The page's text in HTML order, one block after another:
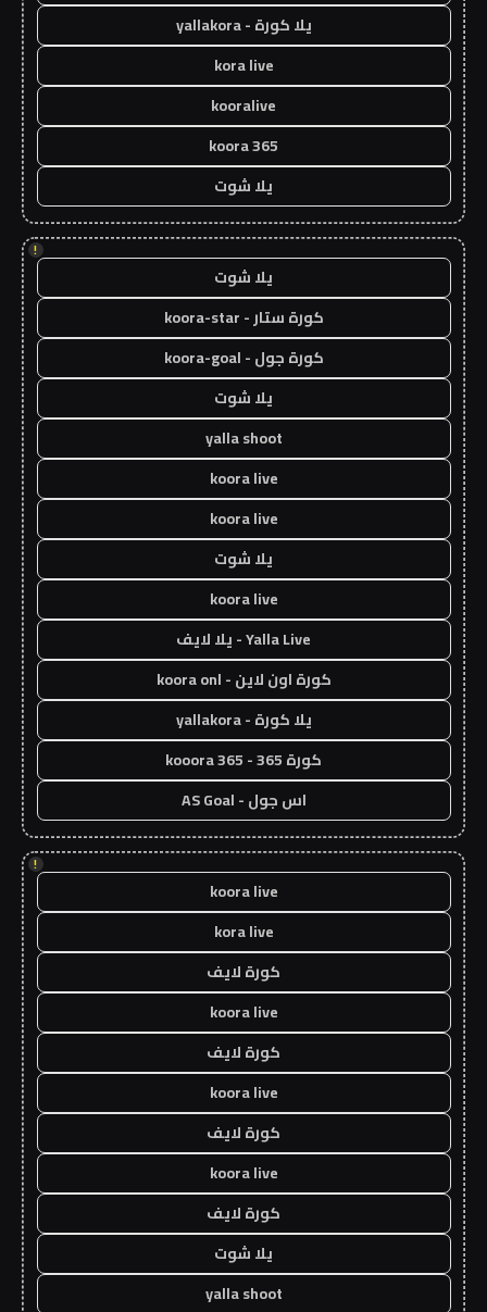
يلا كورة - yallakora
kora live
kooralive
koora 365
يلا شوت
!
يلا شوت
كورة ستار - koora-star
كورة جول - koora-goal
يلا شوت
yalla shoot
koora live
koora live
يلا شوت
koora live
Yalla Live - يلا لايف
كورة اون لاين - koora onl
يلا كورة - yallakora
كورة 365 - kooora 365
اس جول - AS Goal
!
koora live
kora live
كورة لايف
koora live
كورة لايف
koora live
كورة لايف
koora live
كورة لايف
يلا شوت
yalla shoot